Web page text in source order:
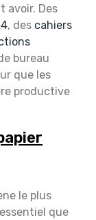
avoir. Des
, des cahiers
bureau
que les
productive
le plus
que